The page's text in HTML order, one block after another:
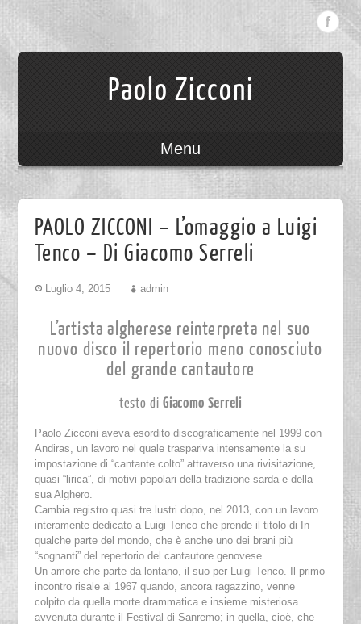
Paolo Zicconi
Menu
PAOLO ZICCONI – L’omaggio a Luigi
Tenco – Di Giacomo Serreli
Luglio 4, 2015 admin
L’artista algherese reinterpreta nel suo
nuovo disco il repertorio meno conosciuto
del grande cantautore
testo di Giacomo Serreli
Paolo Zicconi aveva esordito discograficamente nel 1999 con
Andiras, un lavoro nel quale traspariva intensamente la su
impostazione di “cantante colto” attraverso una rivisitazione,
quasi “lirica”, di motivi popolari della tradizione sarda e della
sua Alghero.
Cambia registro quasi tre lustri dopo, nel 2013, con un lavoro
interamente dedicato a Luigi Tenco che prende il titolo di In
qualche parte del mondo, che è anche uno dei brani più
“sognanti” del repertorio del cantautore genovese.
Un amore che parte da lontano, il suo per Luigi Tenco. Il primo
incontro risale al 1967 quando, ancora ragazzino, venne
colpito da quella morte drammatica e insieme misteriosa
avvenuta durante il Festival di Sanremo; in quella, cioè, che